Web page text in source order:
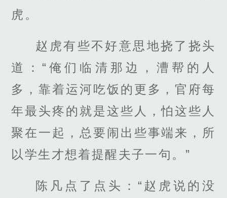
虎。
赵虎有些不好意思地挠了挠头
道：“俺们临清那边，漕帮的人
多，靠着运河吃饭的更多，官府每
年最头疼的就是这些人，怕这些人
聚在一起，总要闹出些事端来，所
以学生才想着提醒夫子一句。”
陈凡点了点头：“赵虎说的没